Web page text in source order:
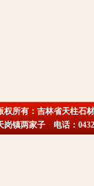
权所有：吉林省天柱石
岗镇两家子 电话：